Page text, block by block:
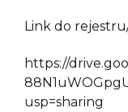
Link do
https://
usp=sharing